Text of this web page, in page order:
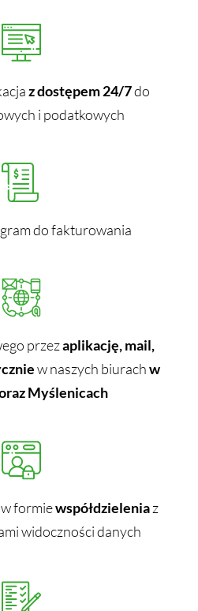
z dostępem 24/7do
i podatkowych
do fakturowania
przezaplikację, mail,
w naszych biurachw
Myślenicach
formiewspółdzieleniaz
widoczności danych